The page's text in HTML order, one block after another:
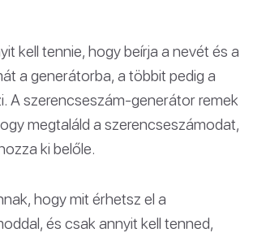
kell tennie, hogy beírja a nevét és a
a generátorba, a többit pedig a
A szerencseszám-generátor remek
megtaláld a szerencseszámodat,
ki belőle.
hogy mit érhetsz el a
és csak annyit kell tenned,